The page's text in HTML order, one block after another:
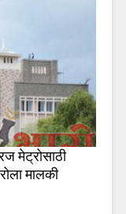
मेट्रोसाठी
मालकी